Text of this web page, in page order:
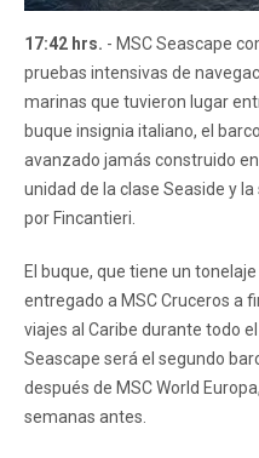
17:42 hrs. - MSC Seascape
pruebas intensivas de
marinas que tuvieron lugar
buque insignia italiano, el
avanzado jamás construido
unidad de la clase Seaside y
por Fincantieri.
El buque, que tiene un
entregado a MSC Cruceros a
viajes al Caribe durante todo
Seascape será el segundo
después de MSC World
semanas antes.